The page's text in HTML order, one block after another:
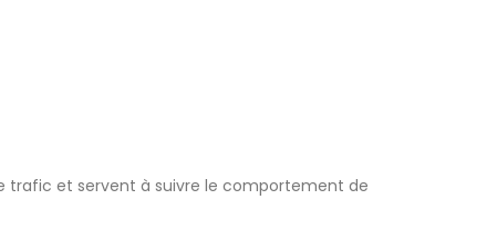
trafic et servent à suivre le comportement de